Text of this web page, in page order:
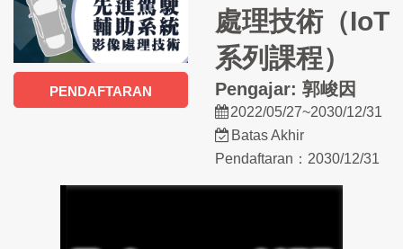
PENDAFTARAN
處理技術（IoT
系列課程）
Pengajar: 郭峻因
2022/05/27~2030/12/31
Batas Akhir
Pendaftaran：2030/12/31